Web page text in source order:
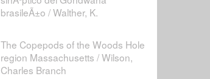
brasileÃ±o / Walther, K.
The Copepods of the Woods Hole
region Massachusetts / Wilson,
Charles Branch